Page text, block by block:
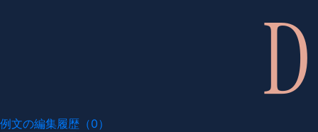
例文の編集履歴（0）